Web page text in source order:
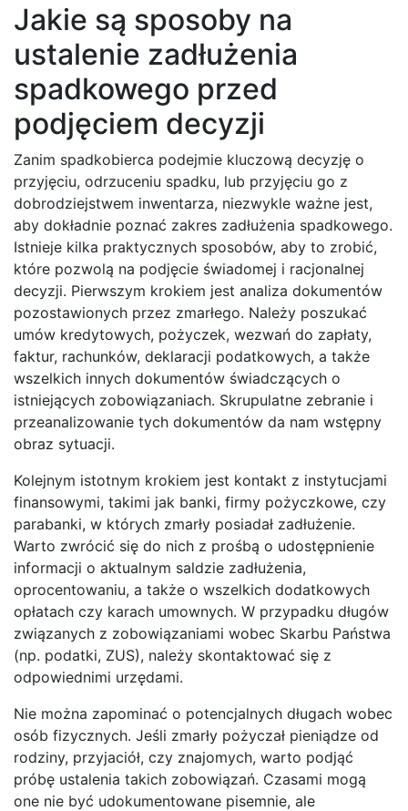
Jakie są sposoby na
ustalenie zadłużenia
spadkowego przed
podjęciem decyzji
Zanim spadkobierca podejmie kluczową decyzję o
przyjęciu, odrzuceniu spadku, lub przyjęciu go z
dobrodziejstwem inwentarza, niezwykle ważne jest,
aby dokładnie poznać zakres zadłużenia spadkowego.
Istnieje kilka praktycznych sposobów, aby to zrobić,
które pozwolą na podjęcie świadomej i racjonalnej
decyzji. Pierwszym krokiem jest analiza dokumentów
pozostawionych przez zmarłego. Należy poszukać
umów kredytowych, pożyczek, wezwań do zapłaty,
faktur, rachunków, deklaracji podatkowych, a także
wszelkich innych dokumentów świadczących o
istniejących zobowiązaniach. Skrupulatne zebranie i
przeanalizowanie tych dokumentów da nam wstępny
obraz sytuacji.
Kolejnym istotnym krokiem jest kontakt z instytucjami
finansowymi, takimi jak banki, firmy pożyczkowe, czy
parabanki, w których zmarły posiadał zadłużenie.
Warto zwrócić się do nich z prośbą o udostępnienie
informacji o aktualnym saldzie zadłużenia,
oprocentowaniu, a także o wszelkich dodatkowych
opłatach czy karach umownych. W przypadku długów
związanych z zobowiązaniami wobec Skarbu Państwa
(np. podatki, ZUS), należy skontaktować się z
odpowiednimi urzędami.
Nie można zapominać o potencjalnych długach wobec
osób fizycznych. Jeśli zmarły pożyczał pieniądze od
rodziny, przyjaciół, czy znajomych, warto podjąć
próbę ustalenia takich zobowiązań. Czasami mogą
one nie być udokumentowane pisemnie, ale